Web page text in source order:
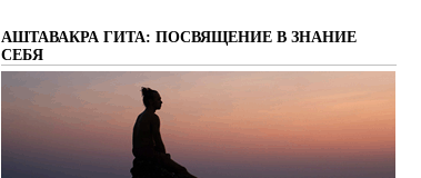
АШТАВАКРА ГИТА: ПОСВЯЩЕНИЕ В ЗНАНИЕ
СЕБЯ